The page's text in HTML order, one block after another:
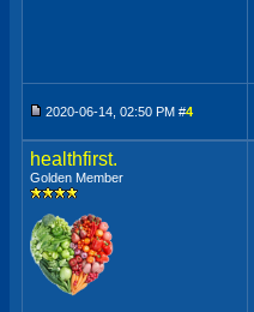
2020-06-14, 02:50 PM #4
healthfirst.
Golden Member